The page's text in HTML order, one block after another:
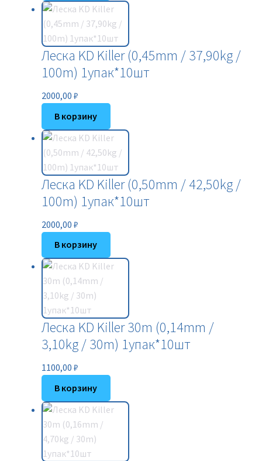
Леска KD Killer (0,45mm / 37,90kg /
100m) 1упак*10шт
2000,00 ₽
В корзину
Леска KD Killer (0,50mm / 42,50kg /
100m) 1упак*10шт
2000,00 ₽
В корзину
Леска KD Killer 30m (0,14mm /
3,10kg / 30m) 1упак*10шт
1100,00 ₽
В корзину